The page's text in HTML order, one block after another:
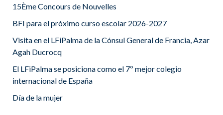
15Ème Concours de Nouvelles
BFI para el próximo curso escolar 2026-2027
Visita en el LFiPalma de la Cónsul General de Francia, Azar
Agah Ducrocq
El LFiPalma se posiciona como el 7º mejor colegio
internacional de España
Día de la mujer